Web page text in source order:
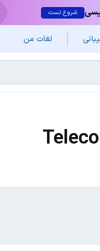
شروع تست
لغات من